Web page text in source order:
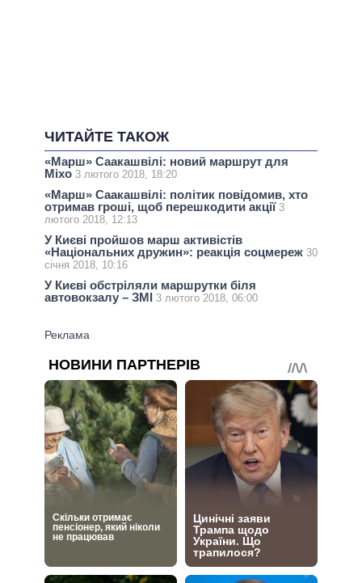
ЧИТАЙТЕ ТАКОЖ
«Марш» Саакашвілі: новий маршрут для
Міхо 3 лютого 2018, 18:20
«Марш» Саакашвілі: політик повідомив, хто
отримав гроші, щоб перешкодити акції 3
лютого 2018, 12:13
У Києві пройшов марш активістів
«Національних дружин»: реакція соцмереж 30
січня 2018, 10:16
У Києві обстріляли маршрутки біля
автовокзалу – ЗМІ 3 лютого 2018, 06:00